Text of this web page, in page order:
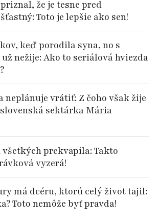
že je tesne pred
Toto je lepšie ako sen!
keď porodila syna, no s
nežije: Ako to seriálová hviezda
neplánuje vrátiť: Z čoho však žije
sektárka Mária
všetkých prekvapila: Takto
vyzerá!
má dcéru, ktorú celý život tajil:
Toto nemôže byť pravda!